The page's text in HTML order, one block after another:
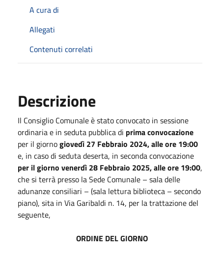
A cura di
Allegati
Contenuti correlati
Descrizione
Il Consiglio Comunale è stato convocato in sessione
ordinaria e in seduta pubblica di prima convocazione
per il giornogiovedì 27 Febbraio 2024, alle ore 19:00
e, in caso di seduta deserta, in seconda convocazione
per il giorno venerdì 28 Febbraio 2025, alle ore 19:00,
che si terrà presso la Sede Comunale – sala delle
adunanze consiliari – (sala lettura biblioteca – secondo
piano), sita in Via Garibaldi n. 14, per la trattazione del
seguente,
ORDINE DEL GIORNO